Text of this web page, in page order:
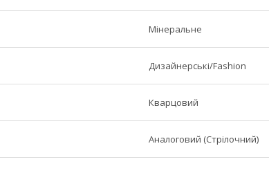
Мінеральне
Дизайнерські/Fashion
Кварцовий
Аналоговий (Стрілочний)